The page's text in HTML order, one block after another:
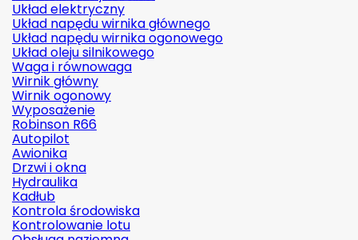
Układ elektryczny
Układ napędu wirnika głównego
Układ napędu wirnika ogonowego
Układ oleju silnikowego
Waga i równowaga
Wirnik główny
Wirnik ogonowy
Wyposażenie
Robinson R66
Autopilot
Awionika
Drzwi i okna
Hydraulika
Kadłub
Kontrola środowiska
Kontrolowanie lotu